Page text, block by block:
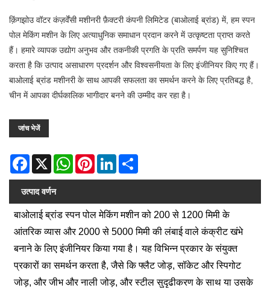
क़िंगझोउ वॉटर कंज़र्वेंसी मशीनरी फ़ैक्टरी कंपनी लिमिटेड (बाओलाई ब्रांड) में, हम स्पन
पोल मेकिंग मशीन के लिए अत्याधुनिक समाधान प्रदान करने में उत्कृष्टता प्राप्त करते
हैं। हमारे व्यापक उद्योग अनुभव और तकनीकी प्रगति के प्रति समर्पण यह सुनिश्चित
करता है कि उत्पाद असाधारण प्रदर्शन और विश्वसनीयता के लिए इंजीनियर किए गए हैं।
बाओलाई ब्रांड मशीनरी के साथ आपकी सफलता का समर्थन करने के लिए प्रतिबद्ध है,
चीन में आपका दीर्घकालिक भागीदार बनने की उम्मीद कर रहा है।
जांच भेजें
Facebook
X WhatsAppPinterestLinkedIn
उत्पाद वर्णन
बाओलाई ब्रांड स्पन पोल मेकिंग मशीन को 200 से 1200 मिमी के
आंतरिक व्यास और 2000 से 5000 मिमी की लंबाई वाले कंक्रीट खंभे
बनाने के लिए इंजीनियर किया गया है। यह विभिन्न प्रकार के संयुक्त
प्रकारों का समर्थन करता है, जैसे कि फ्लैट जोड़, सॉकेट और स्पिगोट
जोड़, और जीभ और नाली जोड़, और स्टील सुदृढीकरण के साथ या उसके